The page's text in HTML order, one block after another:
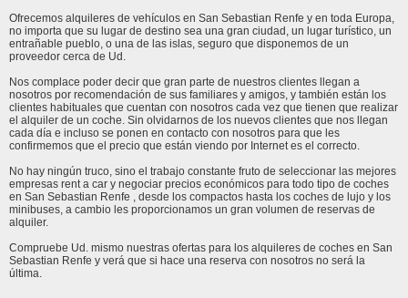
Ofrecemos alquileres de vehículos en San Sebastian Renfe y en toda Europa,
no importa que su lugar de destino sea una gran ciudad, un lugar turístico, un
entrañable pueblo, o una de las islas, seguro que disponemos de un
proveedor cerca de Ud.
Nos complace poder decir que gran parte de nuestros clientes llegan a
nosotros por recomendación de sus familiares y amigos, y también están los
clientes habituales que cuentan con nosotros cada vez que tienen que realizar
el alquiler de un coche. Sin olvidarnos de los nuevos clientes que nos llegan
cada día e incluso se ponen en contacto con nosotros para que les
confirmemos que el precio que están viendo por Internet es el correcto.
No hay ningún truco, sino el trabajo constante fruto de seleccionar las mejores
empresas rent a car y negociar precios económicos para todo tipo de coches
en San Sebastian Renfe , desde los compactos hasta los coches de lujo y los
minibuses, a cambio les proporcionamos un gran volumen de reservas de
alquiler.
Compruebe Ud. mismo nuestras ofertas para los alquileres de coches en San
Sebastian Renfe y verá que si hace una reserva con nosotros no será la
última.